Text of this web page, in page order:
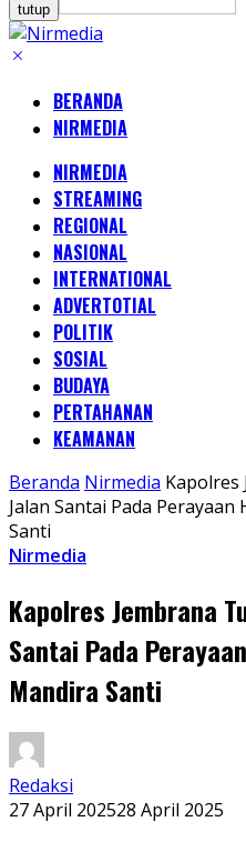
tutup
BERANDA
NIRMEDIA
NIRMEDIA
STREAMING
REGIONAL
NASIONAL
INTERNATIONAL
ADVERTOTIAL
POLITIK
SOSIAL
BUDAYA
PERTAHANAN
KEAMANAN
Beranda Nirmedia Kapolres
Jalan Santai Pada Perayaan
Santi
Nirmedia
Kapolres Jembrana
Santai Pada
Mandira Santi
Redaksi
27 April 202528 April 2025